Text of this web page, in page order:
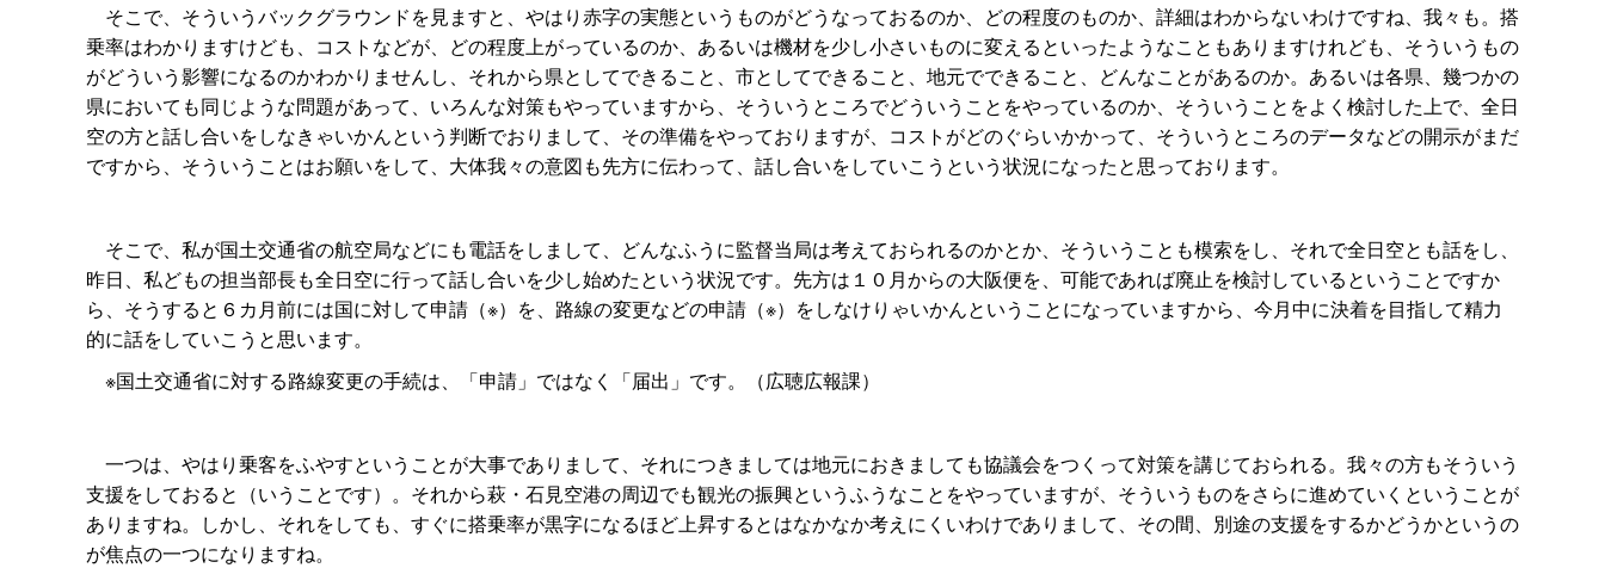
そこで、そういうバックグラウンドを見ますと、やはり赤字の実態というものがどうなっておるのか、どの程度のものか、詳細はわからないわけですね、我々も。搭
乗率はわかりますけども、コストなどが、どの程度上がっているのか、あるいは機材を少し小さいものに変えるといったようなこともありますけれども、そういうもの
がどういう影響になるのかわかりませんし、それから県としてできること、市としてできること、地元でできること、どんなことがあるのか。あるいは各県、幾つかの
県においても同じような問題があって、いろんな対策もやっていますから、そういうところでどういうことをやっているのか、そういうことをよく検討した上で、全日
空の方と話し合いをしなきゃいかんという判断でおりまして、その準備をやっておりますが、コストがどのぐらいかかって、そういうところのデータなどの開示がまだ
ですから、そういうことはお願いをして、大体我々の意図も先方に伝わって、話し合いをしていこうという状況になったと思っております。
そこで、私が国土交通省の航空局などにも電話をしまして、どんなふうに監督当局は考えておられるのかとか、そういうことも模索をし、それで全日空とも話をし、
昨日、私どもの担当部長も全日空に行って話し合いを少し始めたという状況です。先方は１０月からの大阪便を、可能であれば廃止を検討しているということですか
ら、そうすると６カ月前には国に対して申請（※）を、路線の変更などの申請（※）をしなけりゃいかんということになっていますから、今月中に決着を目指して精力
的に話をしていこうと思います。
※国土交通省に対する路線変更の手続は、「申請」ではなく「届出」です。（広聴広報課）
一つは、やはり乗客をふやすということが大事でありまして、それにつきましては地元におきましても協議会をつくって対策を講じておられる。我々の方もそういう
支援をしておると（いうことです）。それから萩・石見空港の周辺でも観光の振興というふうなことをやっていますが、そういうものをさらに進めていくということが
ありますね。しかし、それをしても、すぐに搭乗率が黒字になるほど上昇するとはなかなか考えにくいわけでありまして、その間、別途の支援をするかどうかというの
が焦点の一つになりますね。